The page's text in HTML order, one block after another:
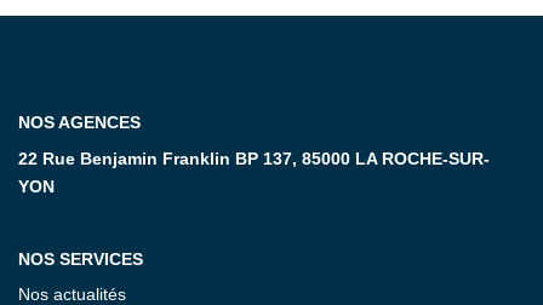
NOS AGENCES
22 Rue Benjamin Franklin BP 137, 85000 LA ROCHE-SUR-
YON
NOS SERVICES
Nos actualités